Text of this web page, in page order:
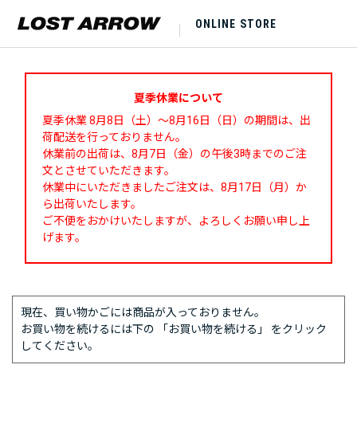
ONLINE STORE
夏季休業について
夏季休業 8月8日（土）～8月16日（日）の期間は、出
荷配送を行っておりません。
休業前の出荷は、8月7日（金）の午後3時までのご注
文とさせていただきます。
休業中にいただきましたご注文は、8月17日（月）か
ら出荷いたします。
ご不便をおかけいたしますが、よろしくお願い申し上
げます。
現在、買い物かごには商品が入っておりません。
お買い物を続けるには下の 「お買い物を続ける」 をクリック
してください。